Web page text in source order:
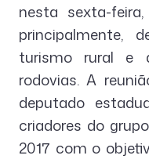
nesta sexta-
principalmente,
turismo rural e
rodovias. A
deputado
criadores do
2017 com o